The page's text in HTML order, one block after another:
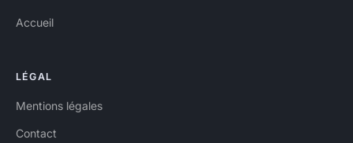
Accueil
LÉGAL
Mentions légales
Contact